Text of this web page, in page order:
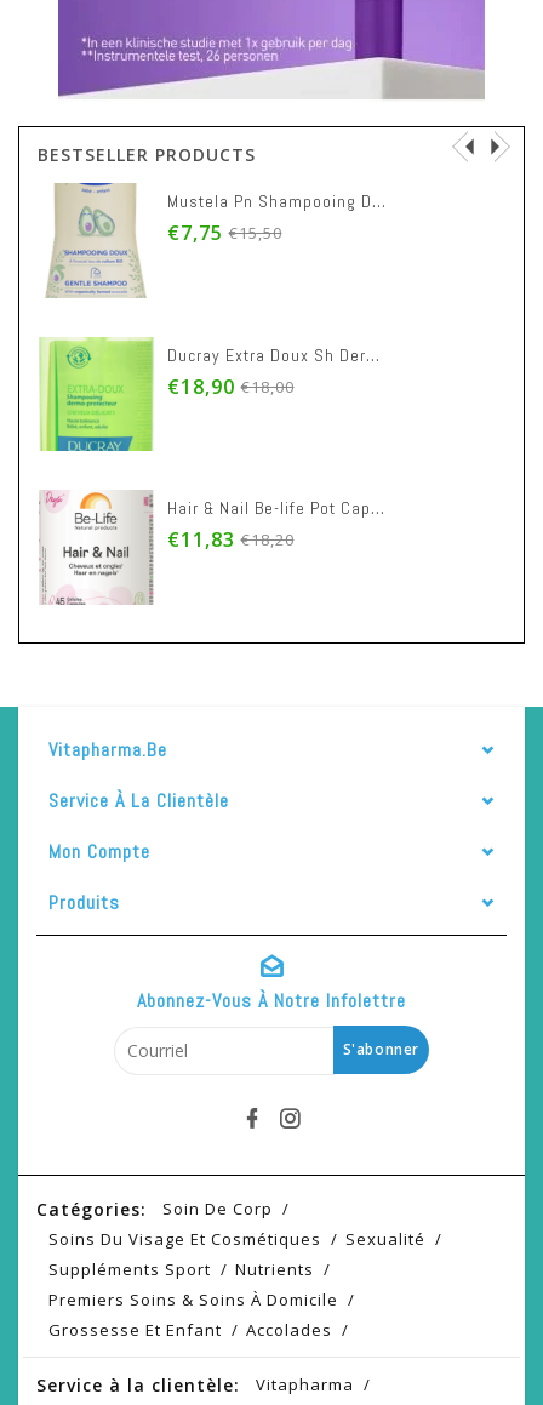
BESTSELLER PRODUCTS
Mustela Pn Shampooing Doux 500ml
€7,75 €15,50
Ducray Extra Doux Sh Dermo-protecteur 400ml Nf
€18,90 €18,00
Hair & Nail Be-life Pot Caps 45
€11,83 €18,20
Vitapharma.be
Service À La Clientèle
Mon Compte
Produits
Abonnez-Vous À Notre Infolettre
S'abonner
Catégories:
Soin De Corp
Soins Du Visage Et Cosmétiques
Sexualité
Suppléments Sport
Nutrients
Premiers Soins & Soins À Domicile
Grossesse Et Enfant
Accolades
Service à la clientèle:
Vitapharma